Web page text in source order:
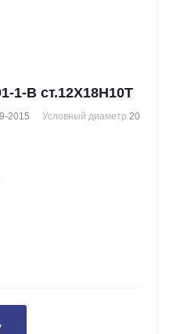
1-В ст.12Х18Н10Т
2015 Условный диаметр 20